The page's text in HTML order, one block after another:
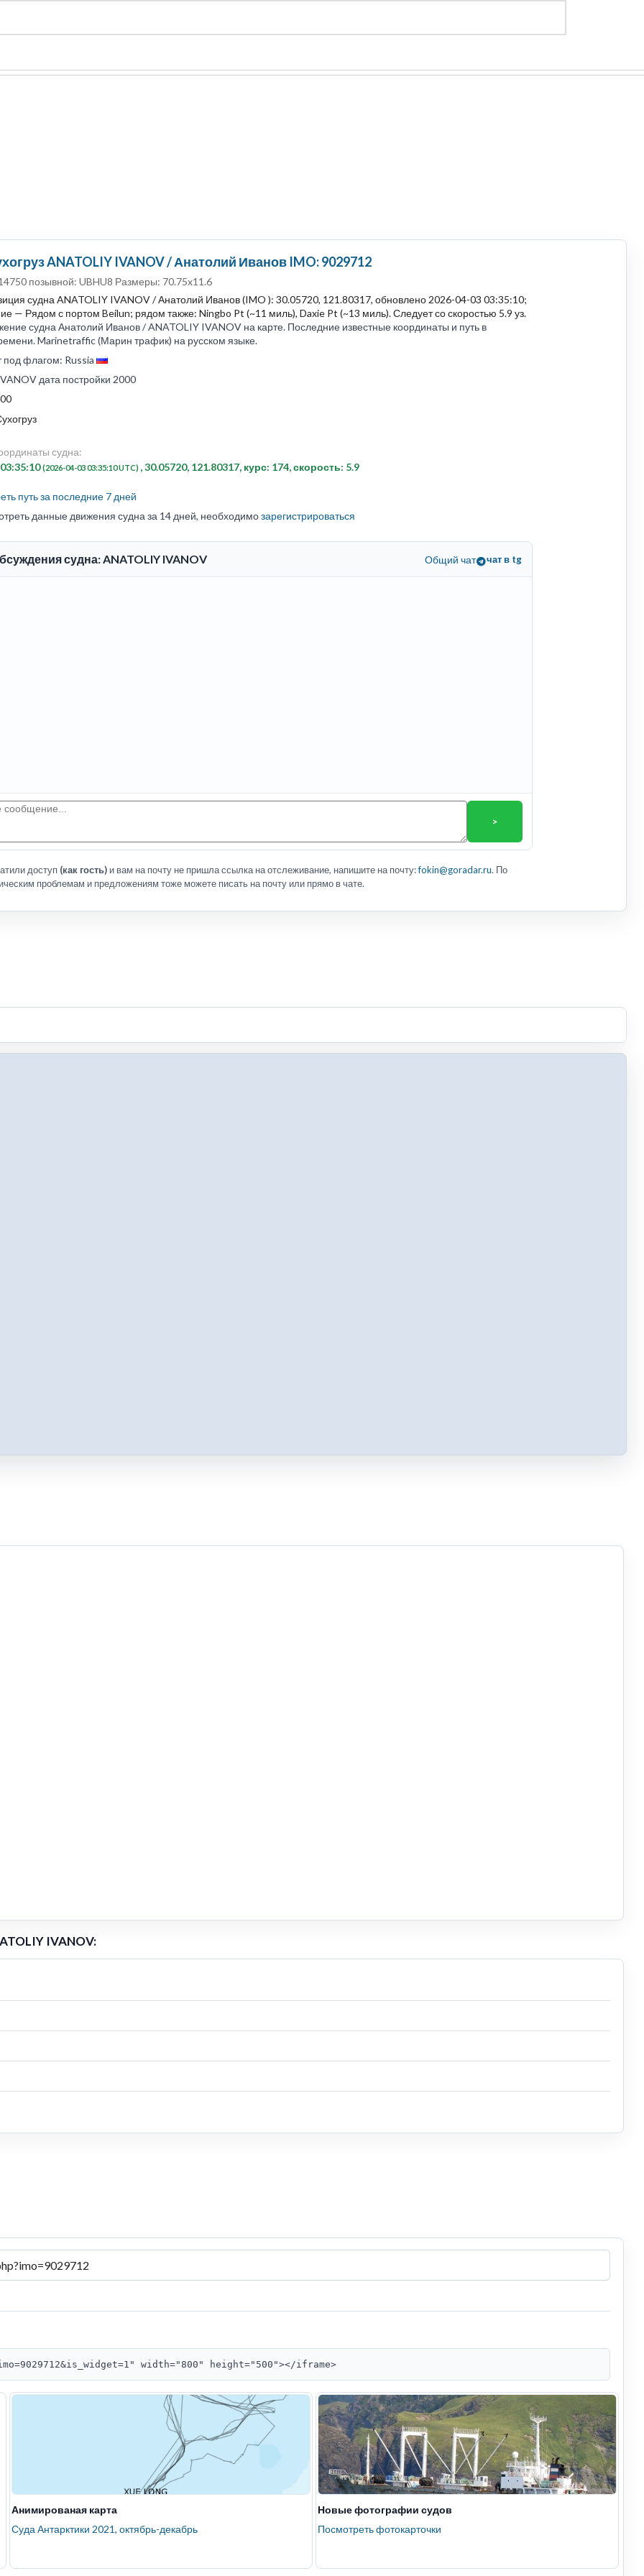
ANATOLIY IVANOV / Анатолий Иванов IMO: 9029712
позывной: UBHU8 Размеры: 70.75x11.6
судна ANATOLIY IVANOV / Анатолий Иванов (IMO ): 30.05720, 121.80317, обновлено 2026-04-03 03:35:10;
— Рядом с портом Beilun; рядом также: Ningbo Pt (~11 миль), Daxie Pt (~13 миль). Следует со скоростью 5.9 уз.
судна Анатолий Иванов / ANATOLIY IVANOV на карте. Последние известные координаты и путь в
Marinetraffic (Марин трафик) на русском языке.
под флагом: Russia
дата постройки 2000
судна:
(2026-04-03 03:35:10 UTC) , 30.05720, 121.80317, курс: 174, скорость: 5.9
путь за последние 7 дней
данные движения судна за 14 дней, необходимозарегистрироваться
судна: ANATOLIY IVANOV Общий чат чат в tg
>
доступ (как гость) и вам на почту не пришла ссылка на отслеживание, напишите на почту:fokin@goradar.ru. По
проблемам и предложениям тоже можете писать на почту или прямо в чате.
IVANOV:
width="800" height="500"></iframe>
Анимированая карта
Суда Антарктики 2021, октябрь-декабрь
Новые фотографии судов
Посмотреть фотокарточки